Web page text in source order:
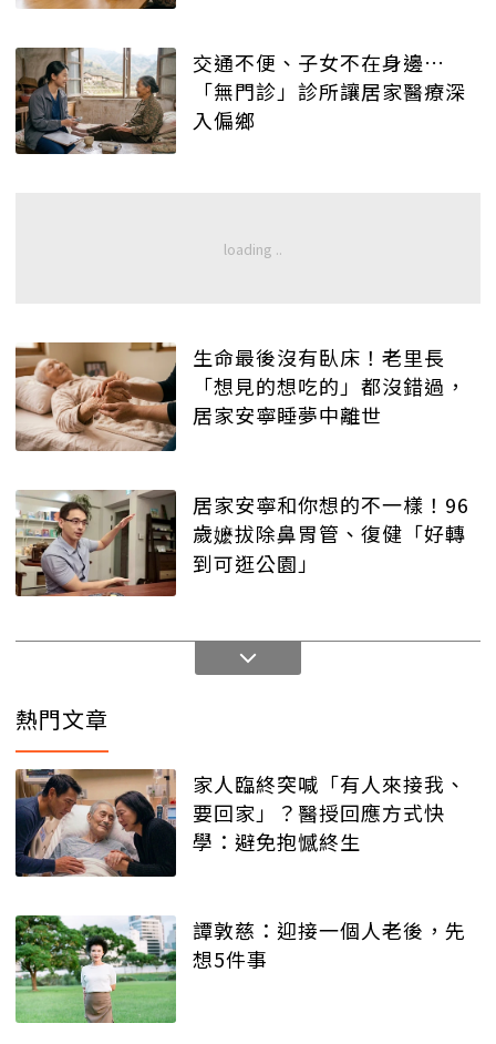
交通不便、子女不在身邊…
「無門診」診所讓居家醫療深
入偏鄉
生命最後沒有臥床！老里長
「想見的想吃的」都沒錯過，
居家安寧睡夢中離世
居家安寧和你想的不一樣！96
歲嬷拔除鼻胃管、復健「好轉
到可逛公園」
熱門文章
家人臨終突喊「有人來接我、
要回家」？醫授回應方式快
學：避免抱憾終生
譚敦慈：迎接一個人老後，先
想5件事